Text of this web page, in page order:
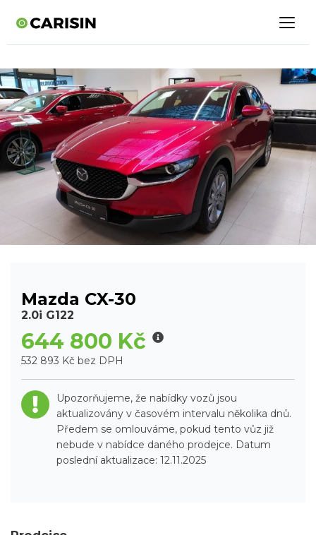
Mazda CX-30
2.0i G122
644 800 Kč
532 893 Kč bez DPH
Upozorňujeme, že nabídky vozů jsou
aktualizovány v časovém intervalu několika dnů.
Předem se omlouváme, pokud tento vůz již
nebude v nabídce daného prodejce. Datum
poslední aktualizace: 12.11.2025